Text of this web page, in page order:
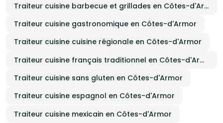
Traiteur cuisine barbecue et grillades en Côtes-d'Armor
Traiteur cuisine gastronomique en Côtes-d'Armor
Traiteur cuisine cuisine régionale en Côtes-d'Armor
Traiteur cuisine français traditionnel en Côtes-d'Armor
Traiteur cuisine sans gluten en Côtes-d'Armor
Traiteur cuisine espagnol en Côtes-d'Armor
Traiteur cuisine mexicain en Côtes-d'Armor